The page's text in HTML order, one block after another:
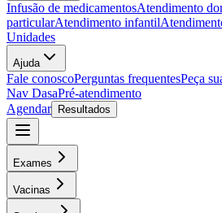
Infusão de medicamentosAtendimento
particularAtendimento infantil
Unidades
Ajuda
Fale conoscoPerguntas frequentesPeça
Nav DasaPré-atendimento
Agendar
Resultados
Exames
Vacinas